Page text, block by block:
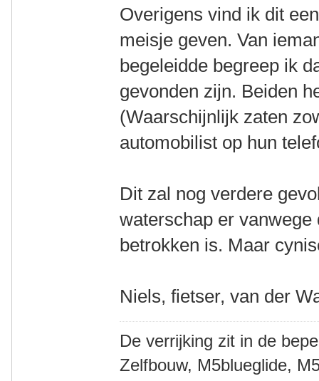
Overigens vind ik dit
meisje geven. Van
begeleidde begreep ik
gevonden zijn. Beiden
(Waarschijnlijk zaten
automobilist op hun
Dit zal nog verdere
waterschap er
betrokken is. Maar
Niels, fietser, van der
De verrijking zit in de
Zelfbouw, M5blueglide,